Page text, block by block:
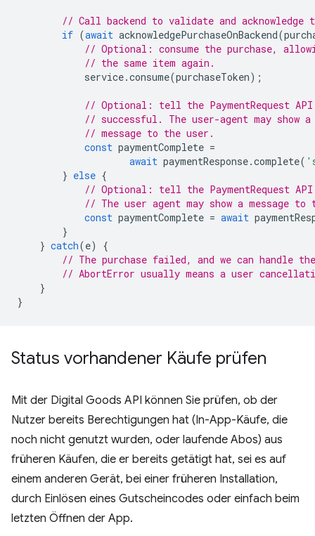
// Call backend to validate and acknowledge
if (await acknowledgePurchaseOnBackend(
// Optional: consume the purchase,
// the same item again.
service.consume(purchaseToken);
// Optional: tell the PaymentRequest
// successful. The user-agent may show
// message to the user.
const paymentComplete =
await paymentResponse.complete(
} else {
// Optional: tell the PaymentRequest
// The user agent may show a message to
const paymentComplete = await
}
} catch(e)
{
// The purchase failed, and we can handle
// AbortError usually means a user
}
}
Status vorhandener Käufe prüfen
Mit der Digital Goods API können Sie prüfen, ob der
Nutzer bereits Berechtigungen hat (In-App-Käufe, die
noch nicht genutzt wurden, oder laufende Abos) aus
früheren Käufen, die er bereits getätigt hat, sei es auf
einem anderen Gerät, bei einer früheren Installation,
durch Einlösen eines Gutscheincodes oder einfach beim
letzten Öffnen der App.